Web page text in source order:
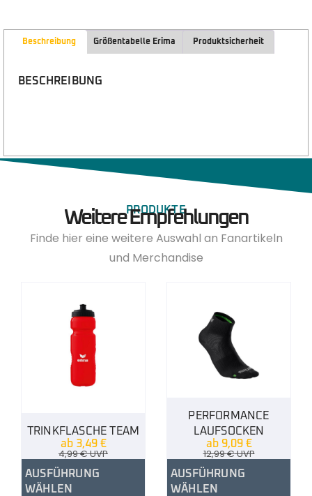
Beschreibung Größentabelle Erima Produktsicherheit
BESCHREIBUNG
PRODUKTE
Weitere Empfehlungen
Finde hier eine weitere Auswahl an Fanartikeln
und Merchandise
TRINKFLASCHE TEAM
ab 3,49 €
4,99€UVP
AUSFÜHRUNG
WÄHLEN
PERFORMANCE
LAUFSOCKEN
ab 9,09 €
12,99€UVP
AUSFÜHRUNG
WÄHLEN